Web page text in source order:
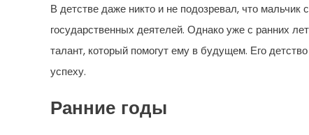
В детстве даже никто и не подозревал, что
государственных деятелей. Однако уже с ранних
талант, который помогут ему в будущем. Его
успеху.
Ранние годы